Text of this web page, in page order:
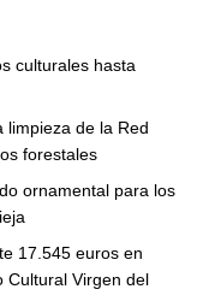
culturales hasta
limpieza de la Red
forestales
ornamental para los
17.545 euros en
Cultural Virgen del